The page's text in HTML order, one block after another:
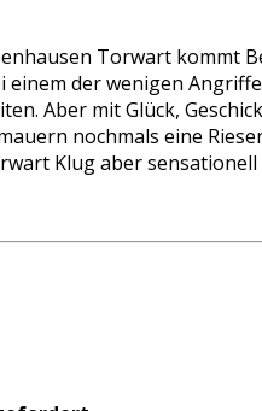
Torwart kommt
einem der wenigen
Aber mit Glück,
nochmals eine
Klug aber